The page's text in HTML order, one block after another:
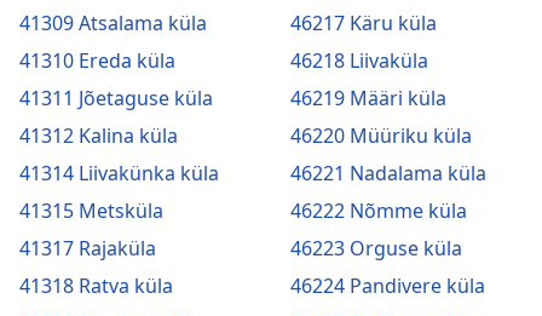
41309 Atsalama küla
41310 Ereda küla
41311 Jõetaguse küla
41312 Kalina küla
41314 Liivakünka küla
41315 Metsküla
41317 Rajaküla
41318 Ratva küla
46217 Käru küla
46218 Liivaküla
46219 Määri küla
46220 Müüriku küla
46221 Nadalama küla
46222 Nõmme küla
46223 Orguse küla
46224 Pandivere küla